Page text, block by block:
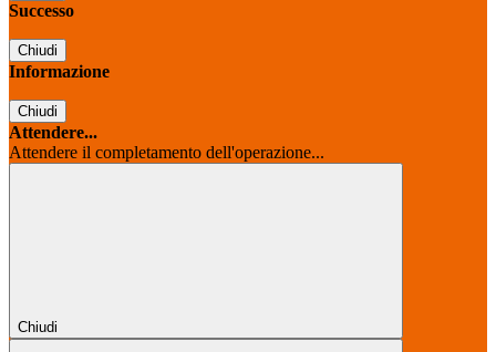
Successo
Chiudi
Informazione
Chiudi
Attendere...
Attendere il completamento dell'operazione...
Chiudi